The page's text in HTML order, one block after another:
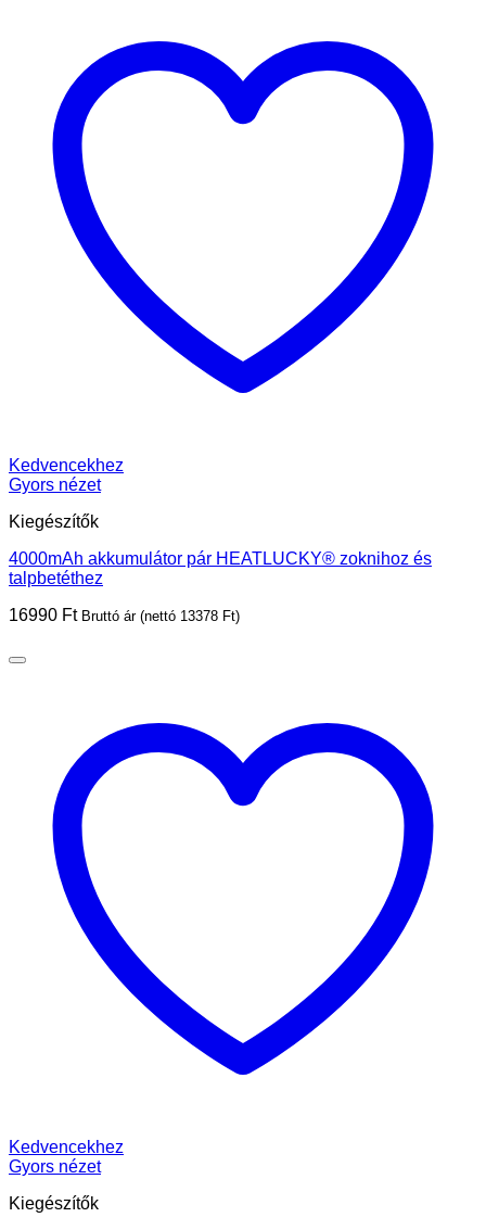
Kedvencekhez
Gyors nézet
Kiegészítők
4000mAh akkumulátor pár HEATLUCKY® zoknihoz és
talpbetéthez
16990 Ft Bruttó ár (nettó 13378 Ft)
Kedvencekhez
Gyors nézet
Kiegészítők